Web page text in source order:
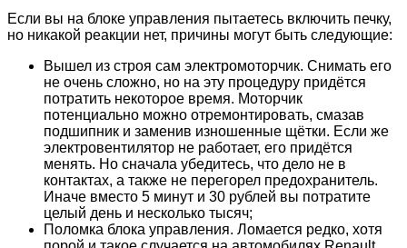
Если вы на блоке управления пытаетесь включить печку,
но никакой реакции нет, причины могут быть следующие:
Вышел из строя сам электромоторчик. Снимать его
не очень сложно, но на эту процедуру придётся
потратить некоторое время. Моторчик
потенциально можно отремонтировать, смазав
подшипник и заменив изношенные щётки. Если же
электровентилятор не работает, его придётся
менять. Но сначала убедитесь, что дело не в
контактах, а также не перегорел предохранитель.
Иначе вместо 5 минут и 30 рублей вы потратите
целый день и несколько тысяч;
Поломка блока управления. Ломается редко, хотя